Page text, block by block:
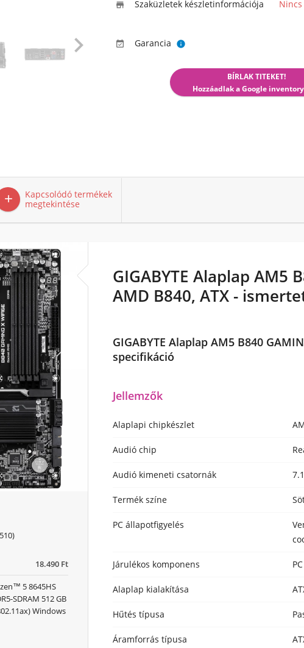

 Szaküzletek készletinformációja
 Garancia 
BÍRLAK TITEKET!
Hozzáadlak a Google

Kapcsolódó termékek
megtekintése
GIGABYTE Alaplap AM5
AMD B840, ATX -
GIGABYTE Alaplap AM5 B840
specifikáció
Jellemzők
Alaplapi chipkészlet
Audió chip
Audió kimeneti csatornák
Termék színe
PC állapotfigyelés
Járulékos komponens PC
Alaplap kialakítása
Hűtés típusa
Áramforrás típusa
18.490 Ft
5 8645HS
SDRAM 512 GB
Windows